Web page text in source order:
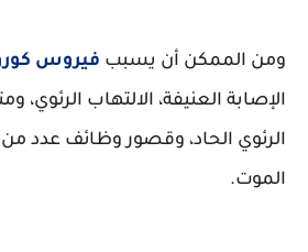
ومن الممكن أن يسبب فيروس
الإصابة العنيفة، الالتهاب الرئوي،
الرئوي الحاد، وقصور وظائف عدد
الموت.